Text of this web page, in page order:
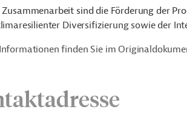
Zusammenarbeit sind die Förderung der
Diversifizierung sowie der
finden Sie im